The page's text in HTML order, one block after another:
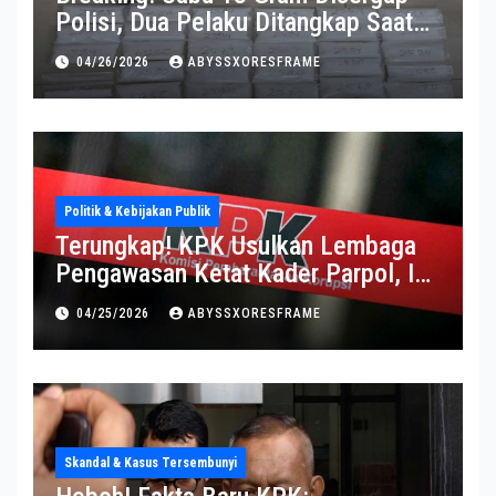
Polisi, Dua Pelaku Ditangkap Saat
Operasi Berlangsung Di Tempat
04/26/2026 ABYSSXORESFRAME
Politik & Kebijakan Publik
Terungkap! KPK Usulkan Lembaga
Pengawasan Ketat Kader Parpol, Ini
Alasannya
04/25/2026 ABYSSXORESFRAME
Skandal & Kasus Tersembunyi